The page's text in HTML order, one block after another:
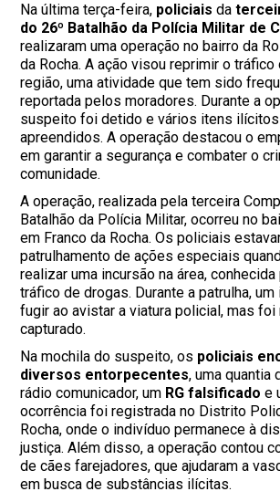
Na última terça-feira, policiais da
do 26º Batalhão da Polícia Militar de
realizaram uma operação no bairro da
da Rocha. A ação visou reprimir o tráfico
região, uma atividade que tem sido
reportada pelos moradores. Durante a
suspeito foi detido e vários itens
apreendidos. A operação destacou o
em garantir a segurança e combater o
comunidade.
A operação, realizada pela terceira
Batalhão da Polícia Militar, ocorreu no
em Franco da Rocha. Os policiais
patrulhamento de ações especiais
realizar uma incursão na área,
tráfico de drogas. Durante a patrulha,
fugir ao avistar a viatura policial, mas foi
capturado.
Na mochila do suspeito, os policiais
diversos entorpecentes, uma quantia
rádio comunicador, um RG falsificado e
ocorrência foi registrada no Distrito
Rocha, onde o indivíduo permanece à
justiça. Além disso, a operação contou
de cães farejadores, que ajudaram a
em busca de substâncias ilícitas.